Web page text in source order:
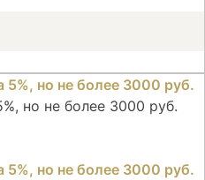
но не более 3000 руб.